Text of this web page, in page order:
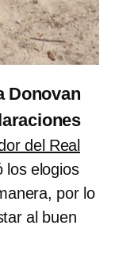
Donovan
del Real
los elogios
por lo
al buen